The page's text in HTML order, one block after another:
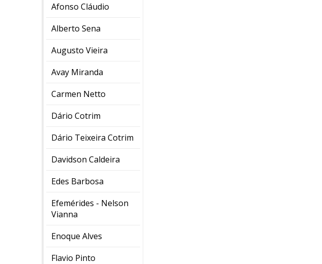
Afonso Cláudio
Alberto Sena
Augusto Vieira
Avay Miranda
Carmen Netto
Dário Cotrim
Dário Teixeira Cotrim
Davidson Caldeira
Edes Barbosa
Efemérides - Nelson
Vianna
Enoque Alves
Flavio Pinto